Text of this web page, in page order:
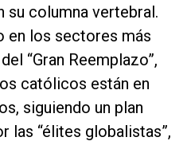
su columna vertebral.
en los sectores más
“Gran Reemplazo”,
católicos están en
siguiendo un plan
las “élites globalistas”,